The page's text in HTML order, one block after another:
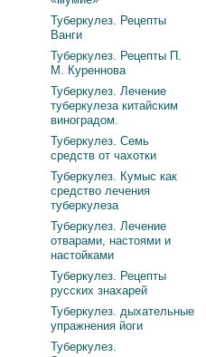
Туберкулез. Рецепты
Ванги
Туберкулез. Рецепты П.
М. Куреннова
Туберкулез. Лечение
туберкулеза китайским
виноградом.
Туберкулез. Семь
средств от чахотки
Туберкулез. Кумыс как
средство лечения
туберкулеза
Туберкулез. Лечение
отварами, настоями и
настойками
Туберкулез. Рецепты
русских знахарей
Туберкулез. дыхательные
упражнения йоги
Туберкулез.